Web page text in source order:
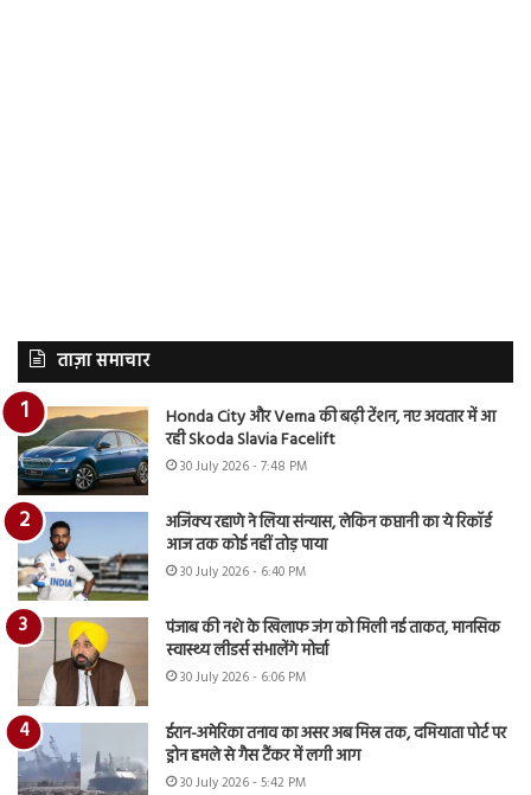
ताज़ा समाचार
Honda City और Verna की बढ़ी टेंशन, नए अवतार में आ
रही Skoda Slavia Facelift
30 July 2026 - 7:48 PM
अजिंक्य रहाणे ने लिया संन्यास, लेकिन कप्तानी का ये रिकॉर्ड
आज तक कोई नहीं तोड़ पाया
30 July 2026 - 6:40 PM
पंजाब की नशे के खिलाफ जंग को मिली नई ताकत, मानसिक
स्वास्थ्य लीडर्स संभालेंगे मोर्चा
30 July 2026 - 6:06 PM
ईरान-अमेरिका तनाव का असर अब मिस्र तक, दमियाता पोर्ट पर
ड्रोन हमले से गैस टैंकर में लगी आग
30 July 2026 - 5:42 PM